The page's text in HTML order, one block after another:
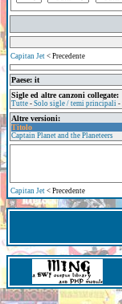
Capitan Jet < Precedente
Paese: it
Sigle ed altre canzoni collegate:
Tutte - Solo sigle / temi principali -
Altre versioni:
Titolo
Captain Planet and the Planeteers
Capitan Jet < Precedente